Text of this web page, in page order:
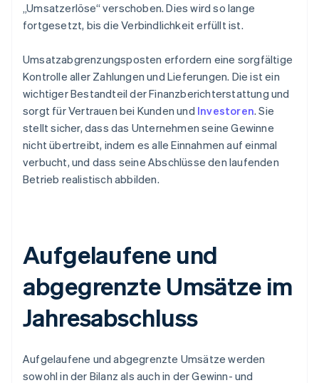
„Umsatzerlöse“ verschoben. Dies wird so lange
fortgesetzt, bis die Verbindlichkeit erfüllt ist.
Umsatzabgrenzungsposten erfordern eine sorgfältige
Kontrolle aller Zahlungen und Lieferungen. Die ist ein
wichtiger Bestandteil der Finanzberichterstattung und
sorgt für Vertrauen bei Kunden und Investoren. Sie
stellt sicher, dass das Unternehmen seine Gewinne
nicht übertreibt, indem es alle Einnahmen auf einmal
verbucht, und dass seine Abschlüsse den laufenden
Betrieb realistisch abbilden.
Aufgelaufene und
abgegrenzte Umsätze im
Jahresabschluss
Aufgelaufene und abgegrenzte Umsätze werden
sowohl in der Bilanz als auch in der Gewinn- und